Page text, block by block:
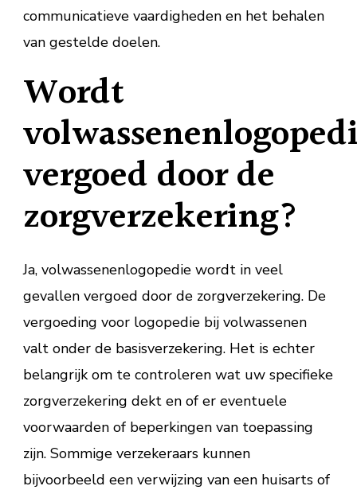
communicatieve vaardigheden en het behalen
van gestelde doelen.
Wordt
vergoed door de
zorgverzekering?
Ja, volwassenenlogopedie wordt in veel
gevallen vergoed door de zorgverzekering. De
vergoeding voor logopedie bij volwassenen
valt onder de basisverzekering. Het is echter
belangrijk om te controleren wat uw specifieke
zorgverzekering dekt en of er eventuele
voorwaarden of beperkingen van toepassing
zijn. Sommige verzekeraars kunnen
bijvoorbeeld een verwijzing van een huisarts of